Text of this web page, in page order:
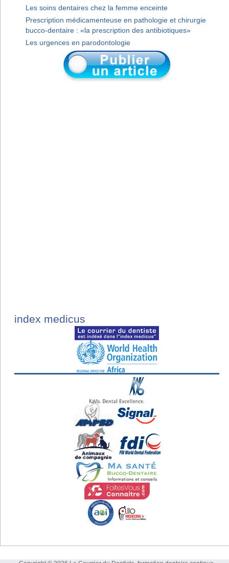
Les soins dentaires chez la femme enceinte
Prescription médicamenteuse en pathologie et chirurgie
bucco-dentaire : «la prescription des antibiotiques»
Les urgences en parodontologie
index medicus